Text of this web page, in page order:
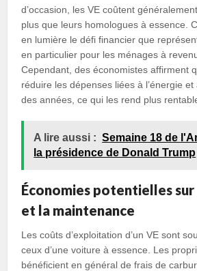
d’occasion, les VE coûtent
plus que leurs homologues à essence.
en lumière le défi financier que
en particulier pour les ménages à
Cependant, des économistes affirment
réduire les dépenses liées à l’énergie et
des années, ce qui les rend plus
A lire aussi : Semaine 18 de
la présidence de Donald Trump
Économies potentielles
et la maintenance
Les coûts d’exploitation d’un VE sont
ceux d’une voiture à essence. Les
bénéficient en général de frais de